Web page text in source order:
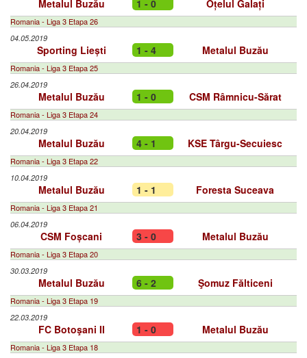
Metalul Buzău 1 - 0 Oțelul Galați
Romania - Liga 3 Etapa 26
04.05.2019
Sporting Liești 1 - 4 Metalul Buzău
Romania - Liga 3 Etapa 25
26.04.2019
Metalul Buzău 1 - 0 CSM Râmnicu-Sărat
Romania - Liga 3 Etapa 24
20.04.2019
Metalul Buzău 4 - 1 KSE Târgu-Secuiesc
Romania - Liga 3 Etapa 22
10.04.2019
Metalul Buzău 1 - 1 Foresta Suceava
Romania - Liga 3 Etapa 21
06.04.2019
CSM Foșcani 3 - 0 Metalul Buzău
Romania - Liga 3 Etapa 20
30.03.2019
Metalul Buzău 6 - 2 Şomuz Fălticeni
Romania - Liga 3 Etapa 19
22.03.2019
FC Botoşani II 1 - 0 Metalul Buzău
Romania - Liga 3 Etapa 18